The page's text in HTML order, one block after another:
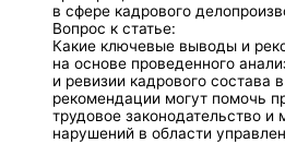
в сфере кадрового
Вопрос к статье:
Какие ключевые выводы и
на основе проведенного
и ревизии кадрового состава
рекомендации могут помочь
трудовое законодательство и
нарушений в области